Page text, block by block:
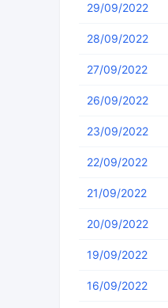
29/09/2022
28/09/2022
27/09/2022
26/09/2022
23/09/2022
22/09/2022
21/09/2022
20/09/2022
19/09/2022
16/09/2022